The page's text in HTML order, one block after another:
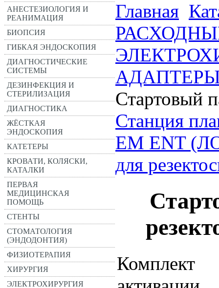
АНЕСТЕЗИОЛОГИЯ И
РЕАНИМАЦИЯ
БИОПСИЯ
ГИБКАЯ ЭНДОСКОПИЯ
ДИАГНОСТИЧЕСКИЕ
СИСТЕМЫ
ДЕЗИНФЕКЦИЯ И
СТЕРИЛИЗАЦИЯ
ДИАГНОСТИКА
ЖЁСТКАЯ
ЭНДОСКОПИЯ
КАТЕТЕРЫ
КРОВАТИ, КОЛЯСКИ,
КАТАЛКИ
ПЕРВАЯ
МЕДИЦИНСКАЯ
ПОМОЩЬ
СТЕНТЫ
СТОМАТОЛОГИЯ
(ЭНДОДОНТИЯ)
ФИЗИОТЕРАПИЯ
ХИРУРГИЯ
ЭЛЕКТРОХИРУРГИЯ
Главная
Стартовый
Станция
EM ENT
для
Комплект